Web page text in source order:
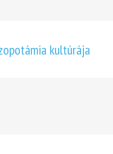
kultúrája